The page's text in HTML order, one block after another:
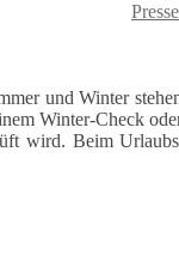
und Winter
Winter-Check
wird. Beim